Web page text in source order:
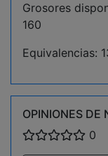
Grosores
160
Equivalencias:
OPINIONES DE
0